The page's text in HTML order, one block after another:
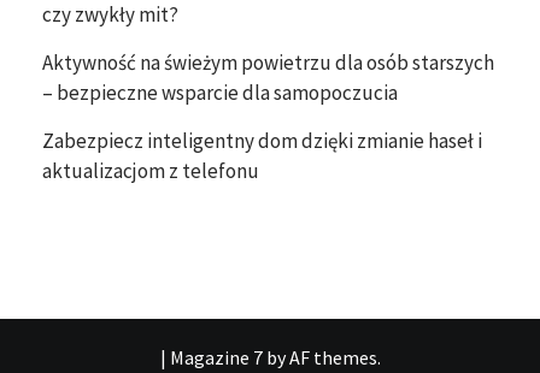
czy zwykły mit?
Aktywność na świeżym powietrzu dla osób starszych
– bezpieczne wsparcie dla samopoczucia
Zabezpiecz inteligentny dom dzięki zmianie haseł i
aktualizacjom z telefonu
| Magazine 7by AF themes.